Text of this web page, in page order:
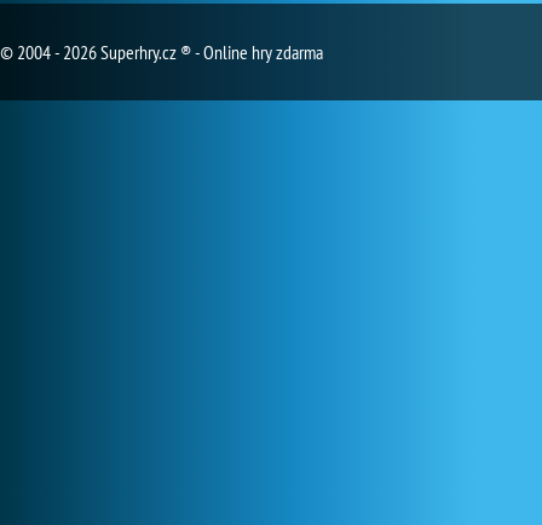
© 2004 - 2026 Superhry.cz ® - Online hry zdarma